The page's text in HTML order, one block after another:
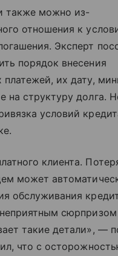
также можно из-
отношения к
Эксперт
порядок внесения
платежей, их дату,
на структуру долга.
условий
клиента.
может
обслуживания
сюрпризом
такие детали», —
что с